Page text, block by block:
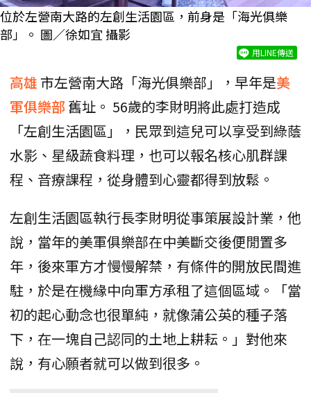
位於左營南大路的左創生活園區，前身是「海光俱樂
部」。 圖／徐如宜 攝影
用LINE傳送
高雄市左營南大路「海光俱樂部」，早年是美
軍俱樂部舊址。 56歲的李財明將此處打造成
「左創生活園區」，民眾到這兒可以享受到綠蔭
水影、星級蔬食料理，也可以報名核心肌群課
程、音療課程，從身體到心靈都得到放鬆。
左創生活園區執行長李財明從事策展設計業，他
說，當年的美軍俱樂部在中美斷交後便閒置多
年，後來軍方才慢慢解禁，有條件的開放民間進
駐，於是在機緣中向軍方承租了這個區域。「當
初的起心動念也很單純，就像蒲公英的種子落
下，在一塊自己認同的土地上耕耘。」對他來
說，有心願者就可以做到很多。